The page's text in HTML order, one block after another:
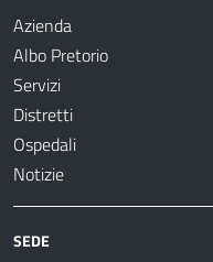
Azienda
Albo Pretorio
Servizi
Distretti
Ospedali
Notizie
SEDE